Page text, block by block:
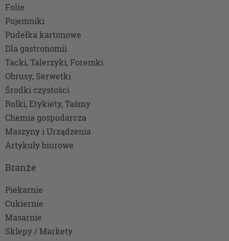
Folie
Pojemniki
Pudełka kartonowe
Dla gastronomii
Tacki, Talerzyki, Foremki
Obrusy, Serwetki
Środki czystości
Rolki, Etykiety, Taśmy
Chemia gospodarcza
Maszyny i Urządzenia
Artykuły biurowe
Branże
Piekarnie
Cukiernie
Masarnie
Sklepy / Markety